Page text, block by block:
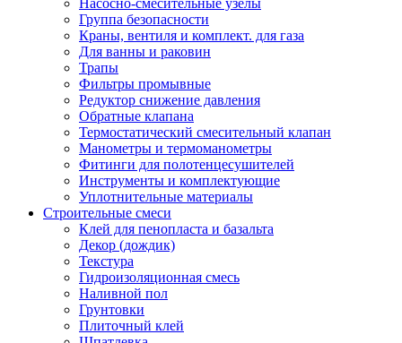
Группа безопасности
Краны, вентиля и комплект. для газа
Для ванны и раковин
Трапы
Фильтры промывные
Редуктор снижение давления
Обратные клапана
Термостатический смесительный клапан
Манометры и термоманометры
Фитинги для полотенцесушителей
Инструменты и комплектующие
Уплотнительные материалы
Строительные смеси
Клей для пенопласта и базальта
Декор (дождик)
Текстура
Гидроизоляционная смесь
Наливной пол
Грунтовки
Плиточный клей